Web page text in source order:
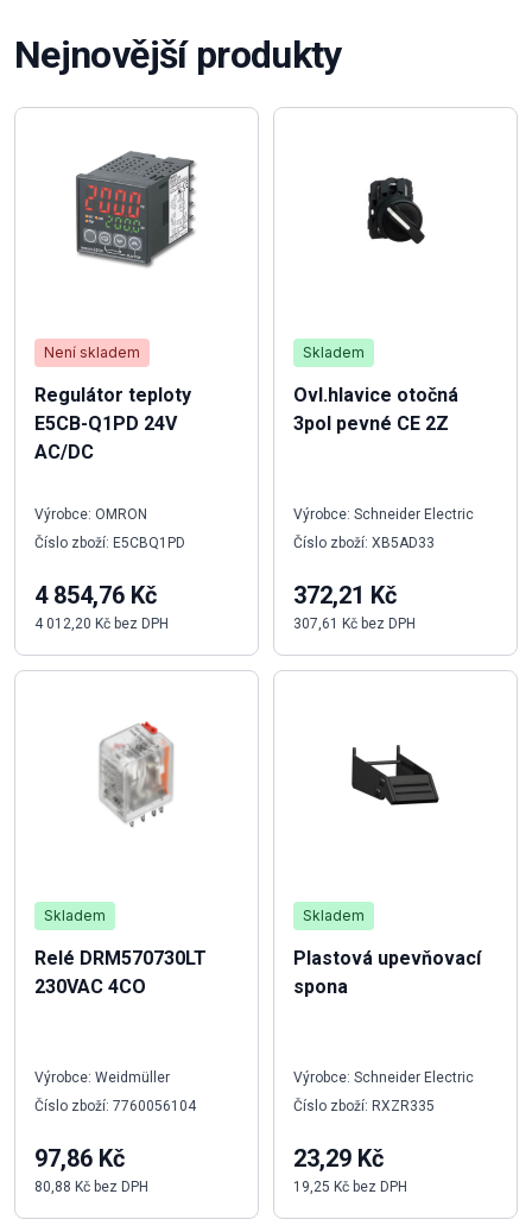
Nejnovější produkty
Není skladem
Regulátor teploty
E5CB-Q1PD 24V
AC/DC
Výrobce: OMRON
Číslo zboží: E5CBQ1PD
4 854,76 Kč
4 012,20 Kč bez DPH
Skladem
Relé DRM570730LT
230VAC 4CO
Výrobce: Weidmüller
Číslo zboží: 7760056104
97,86 Kč
80,88 Kč bez DPH
Skladem
Ovl.hlavice otočná
3pol pevné CE 2Z
Výrobce: Schneider Electric
Číslo zboží: XB5AD33
372,21 Kč
307,61 Kč bez DPH
Skladem
Plastová upevňovací
spona
Výrobce: Schneider Electric
Číslo zboží: RXZR335
23,29 Kč
19,25 Kč bez DPH